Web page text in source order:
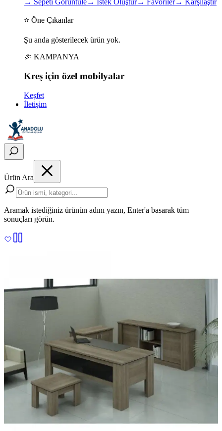
→ Sepeti Görüntüle→ İstek Oluştur→ Favoriler→ Karşılaştır
⭐ Öne Çıkanlar
Şu anda gösterilecek ürün yok.
🎉 KAMPANYA
Kreş için özel mobilyalar
Keşfet
İletişim
Ürün Ara
Aramak istediğiniz ürünün adını yazın, Enter'a basarak tüm
sonuçları görün.